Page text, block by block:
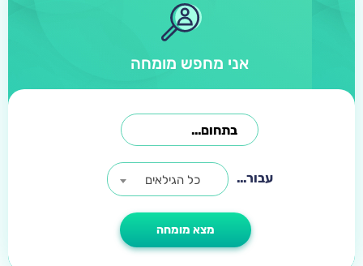
אני מחפש מומחה
עבור... כל הגילאים